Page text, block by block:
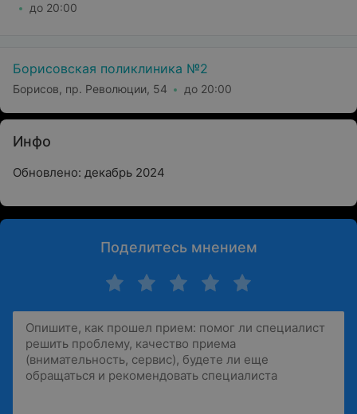
до 20:00
Борисовская поликлиника №2
Борисов, пр. Революции, 54 до 20:00
Инфо
Обновлено: декабрь 2024
Поделитесь мнением